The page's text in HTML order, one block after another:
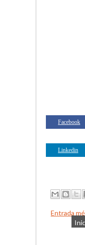
Facebook
Linkedin
Entrada